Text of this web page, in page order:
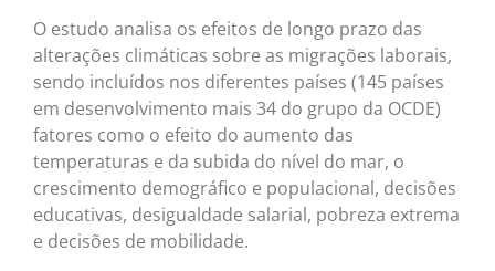
O estudo analisa os efeitos de longo prazo das
alterações climáticas sobre as migrações laborais,
sendo incluídos nos diferentes países (145 países
em desenvolvimento mais 34 do grupo da OCDE)
fatores como o efeito do aumento das
temperaturas e da subida do nível do mar, o
crescimento demográfico e populacional, decisões
educativas, desigualdade salarial, pobreza extrema
e decisões de mobilidade.